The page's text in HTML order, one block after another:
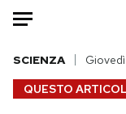
HOME
QUESTO
SCIENZA